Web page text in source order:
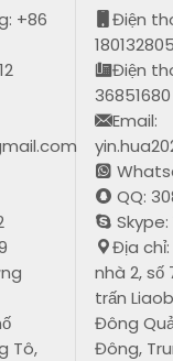
+86
Tô,
Điện
Điện
36851680
Email:
QQ:
Skype:
Địa chỉ:
nhà 2, số
trấn
Đông
Đông,